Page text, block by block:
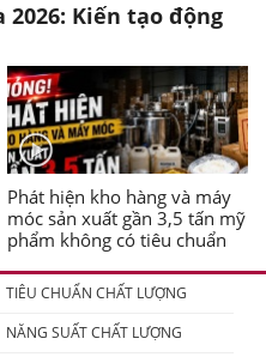
2026: Kiến tạo động
Phát hiện kho hàng và máy
móc sản xuất gần 3,5 tấn mỹ
phẩm không có tiêu chuẩn
TIÊU CHUẨN CHẤT LƯỢNG
NĂNG SUẤT CHẤT LƯỢNG